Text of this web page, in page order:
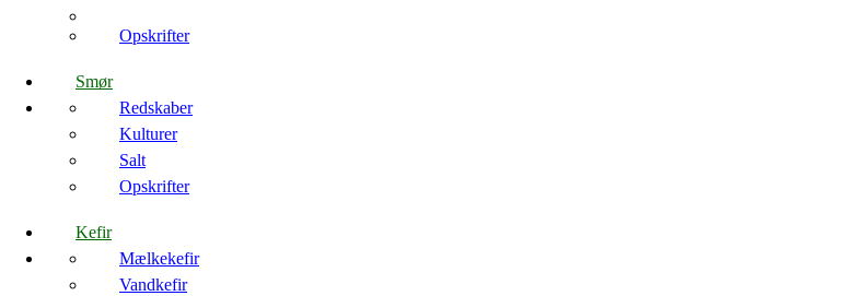
Opskrifter
Smør
Redskaber
Kulturer
Salt
Opskrifter
Kefir
Mælkekefir
Vandkefir